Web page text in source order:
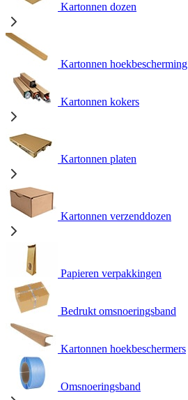
Kartonnen dozen
Kartonnen hoekbescherming
Kartonnen kokers
Kartonnen platen
Kartonnen verzenddozen
Papieren verpakkingen
Bedrukt omsnoeringsband
Kartonnen hoekbeschermers
Omsnoeringsband